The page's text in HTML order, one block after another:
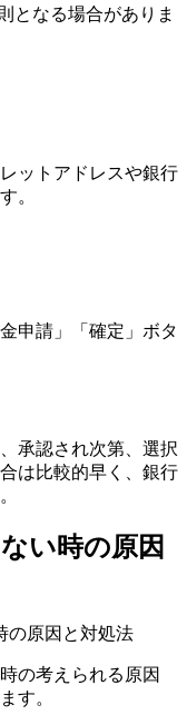
となる場合がありま
ットアドレスや銀行
。
申請」「確定」ボタ
承認され次第、選択
は比較的早く、銀行
い時の原因
の考えられる原因
す。